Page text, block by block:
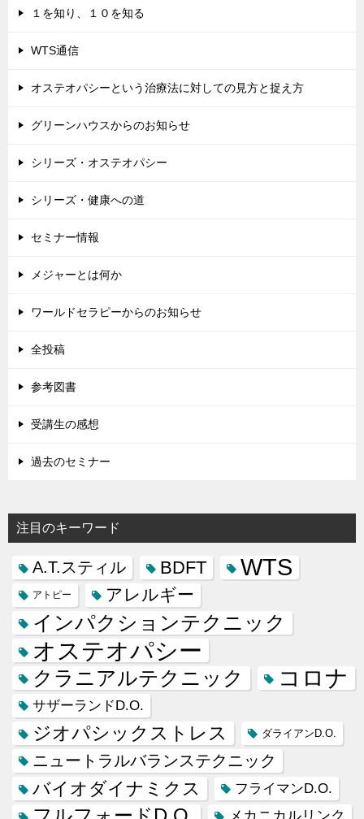
１を知り、１０を知る
WTS通信
オステオパシーという治療法に対しての見方と捉え方
グリーンハウスからのお知らせ
シリーズ・オステオパシー
シリーズ・健康への道
セミナー情報
メジャーとは何か
ワールドセラピーからのお知らせ
全投稿
参考図書
受講生の感想
過去のセミナー
注目のキーワード
A.T.スティル BDFT WTS
アトピー アレルギー
インパクションテクニック
オステオパシー
クラニアルテクニック コロナ
サザーランドD.O.
ジオパシックストレス ダライアンD.O.
ニュートラルバランステクニック
バイオダイナミクス フライマンD.O.
メカニカルリンク